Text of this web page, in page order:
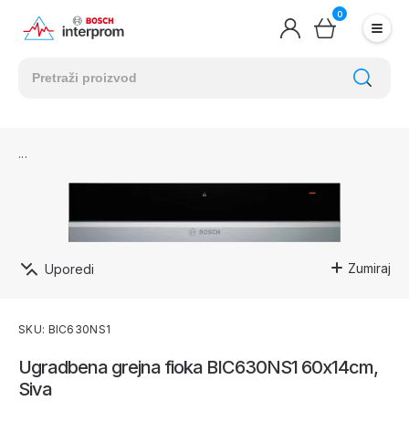
0
Zumiraj
Uporedi
Ugradbena grejna fioka BIC630NS1 60x14cm,
Siva
SKU: BIC630NS1